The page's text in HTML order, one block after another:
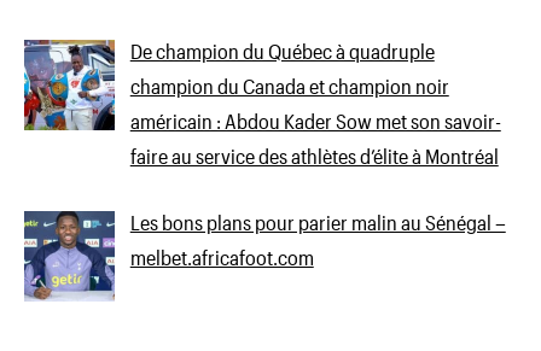
De champion du Québec à quadruple
champion du Canada et champion noir
américain : Abdou Kader Sow met son savoir-
faire au service des athlètes d’élite à Montréal
Les bons plans pour parier malin au Sénégal –
melbet.africafoot.com